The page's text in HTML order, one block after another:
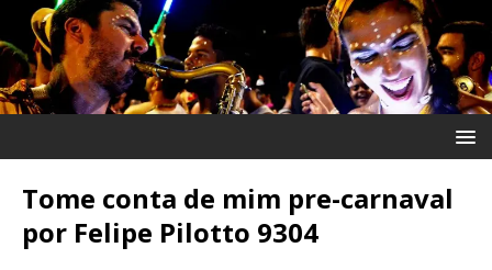
Tome conta de mim pre-carnaval
por Felipe Pilotto 9304